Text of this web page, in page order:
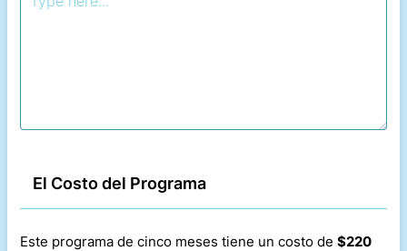
El Costo del Programa
Este programa de cinco meses tiene un costo de $220